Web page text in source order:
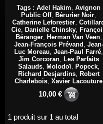
Tags : Adel Hakim, Avignon
Public Off, Bérurier Noir,
Catherine Leforestier,
Cie, Danielle Chinsky,
Béranger, Herman Van Veen,
Jean-François Prévand , Jean-
Luc Moreau, Jean-Paul Farré,
Jim Corcoran, Les Parfaits
Salauds, Molodoï, Popeck,
Richard Desjardins, Robert
Charlebois, Xavier Lacouture
10,00 €
1 produit sur 1 au total